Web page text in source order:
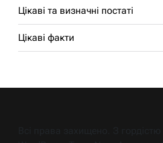
Цікаві та визначні постаті
Цікаві факти